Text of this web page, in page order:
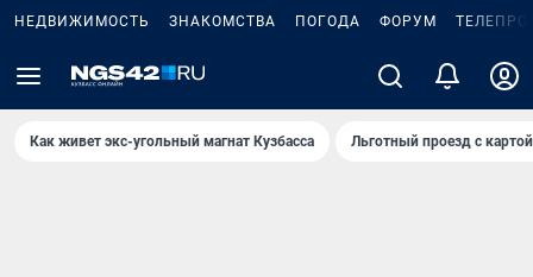
НЕДВИЖИМОСТЬ ЗНАКОМСТВА ПОГОДА ФОРУМ
Как живет экс-угольный магнат Кузбасса Льготный проезд с